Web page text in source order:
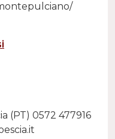
(PT) 0572 477916